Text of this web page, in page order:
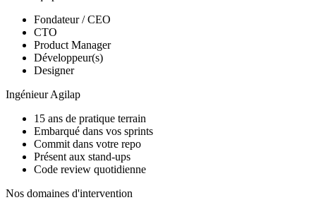
Fondateur / CEO
CTO
Product Manager
Développeur(s)
Designer
Ingénieur Agilap
15 ans de pratique terrain
Embarqué dans vos sprints
Commit dans votre repo
Présent aux stand-ups
Code review quotidienne
Nos domaines d'intervention